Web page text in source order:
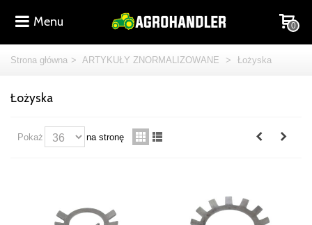
Menu 0
Strona główna > ARTYKUŁY ZNORMALIZOWANE > Łożyska
Łożyska
Pokaż na stronę